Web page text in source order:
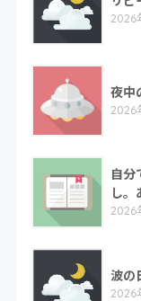
2026
夜中
2026
自分
し
2026
波の
2026